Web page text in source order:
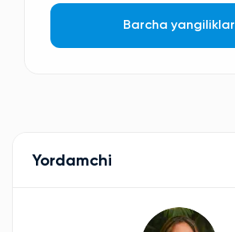
Barcha yangiliklar
Yordamchi